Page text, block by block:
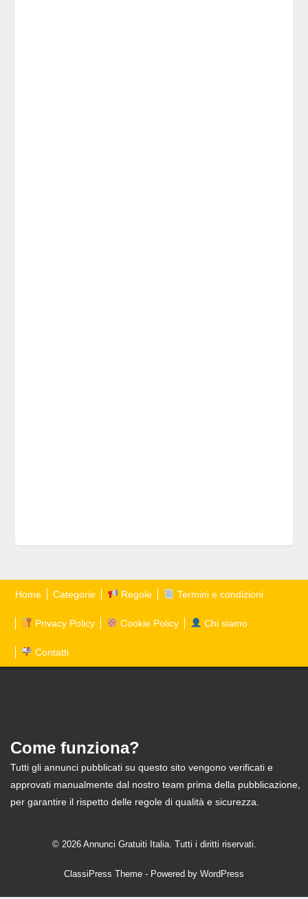
Home Categorie Regole Termini e condizioni
Privacy Policy Cookie Policy Chi siamo
Contatti
Come funziona?
Tutti gli annunci pubblicati su questo sito vengono verificati e
approvati manualmente dal nostro team prima della pubblicazione,
per garantire il rispetto delle regole di qualità e sicurezza.
© 2026 Annunci Gratuiti Italia. Tutti i diritti riservati.
ClassiPress Theme - Powered by WordPress